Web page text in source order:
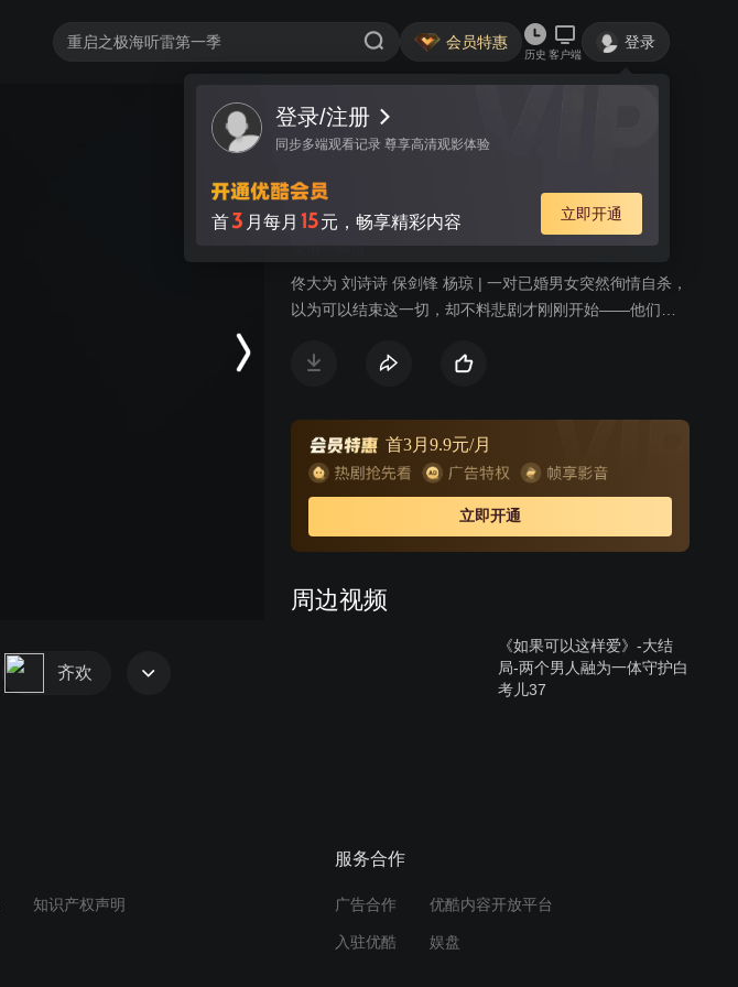
会员特惠
历史 客户端
登录
登录/注册
同步多端观看记录 尊享高清观影体验
首3 月每月 15元，畅享精彩内容 立即开通
视频 讨论
如果可以这样爱 DVD版
佟大为 刘诗诗 保剑锋 杨琼 | 一对已婚男女突然徇情自杀，
以为可以结束这一切，却不料悲剧才刚刚开始——他们的
背叛他们同时选择报复但又同时爱上彼此，注定饱受打击
夫的哥哥祁树礼出现了，纠结在两个男人之间，最终一个
走向婚礼，一个走向葬礼。
首3月9.9元/月
立即开通
周边视频
《如果可以这样爱》-大结
局-两个男人融为一体守护白
考儿37
抱住保剑锋，不料保剑锋却
齐欢
知识产权声明
服务合作
广告合作 优酷内容开放平台
入驻优酷 娱盘